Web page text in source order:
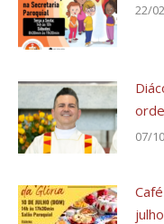
22/
07/